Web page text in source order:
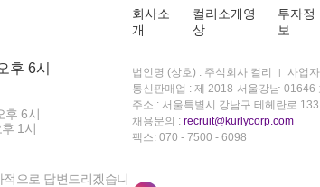
후 6시
후 6시
1시
으로 답변드리겠습니
회사소
개
컬리소개영
상
투자정
보
법인명 (상호) : 주식회사 컬리 사업
통신판매업 : 제 2018-서울강남-01646
주소 : 서울특별시 강남구 테헤란로
채용문의 : recruit@kurlycorp.com
팩스: 070 - 7500 - 6098